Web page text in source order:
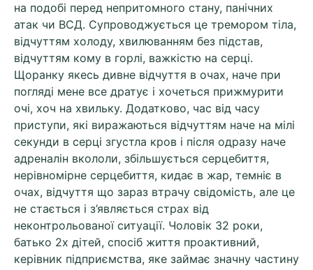
на подобі перед непритомного стану, панічних
атак чи ВСД. Супроводжується це тремором тіла,
відчуттям холоду, хвилюванням без підстав,
відчуттям кому в горлі, важкістю на серці.
Щоранку якесь дивне відчуття в очах, наче при
погляді мене все дратує і хочеться прижмурити
очі, хоч на хвильку. Додатково, час від часу
приступи, які виражаються відчуттям наче на мілі
секунди в серці згустла кров і після одразу наче
адреналін вкололи, збільшується серцебиття,
нерівномірне серцебиття, кидає в жар, темніє в
очах, відчуття що зараз втрачу свідомість, але це
не стається і з’являється страх від
неконтрольованої ситуації. Чоловік 32 роки,
батько 2х дітей, спосіб життя проактивний,
керівник підприємства, яке займає значну частину